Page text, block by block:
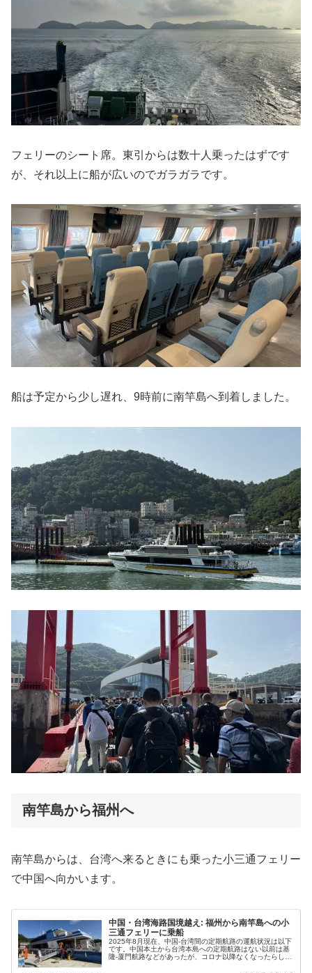
フェリーのシート席。東引からは数十人乗ったはずです
が、それ以上に船が広いのでガラガラです。
船は予定から少し遅れ、9時前に南竿島へ到着しました。
南竿島から福州へ
南竿島からは、台湾へ来るときにも乗った小三通フェリー
で中国へ向かいます。
中国・台湾海路国境越え: 福州から南竿島への小
三通フェリーに乗船
2025年8月現在、中国-台湾間の定期航路の運航状況は以下
です。中国本土から台湾本島への定期航路はない以前は基
隆-厦門航路などがあったが、コロナ以降なくなったらしい